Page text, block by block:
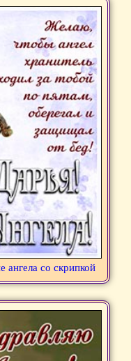
со скрипкой